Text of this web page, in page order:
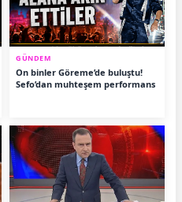
GÜNDEM
On binler Göreme’de buluştu!
Sefo’dan muhteşem performans